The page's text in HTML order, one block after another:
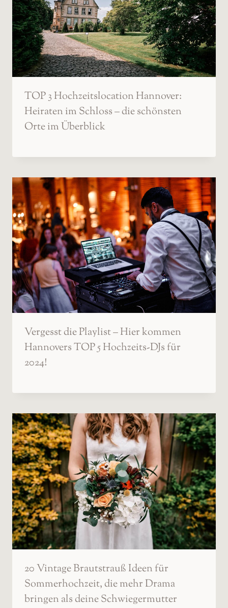
TOP 3 Hochzeitslocation Hannover:
Heiraten im Schloss – die schönsten
Orte im Überblick
Vergesst die Playlist – Hier kommen
Hannovers TOP 5 Hochzeits-DJs für
2024!
20 Vintage Brautstrauß Ideen für
Sommerhochzeit, die mehr Drama
bringen als deine Schwiegermutter